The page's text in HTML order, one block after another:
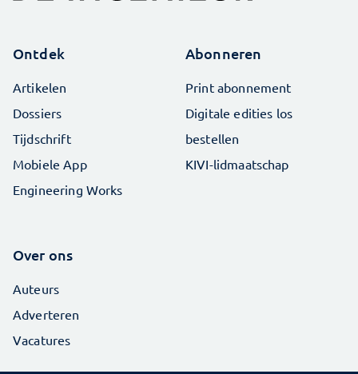
Ontdek
Artikelen
Dossiers
Tijdschrift
Mobiele App
Engineering Works
Abonneren
Print abonnement
Digitale edities los
bestellen
KIVI-lidmaatschap
Over ons
Auteurs
Adverteren
Vacatures